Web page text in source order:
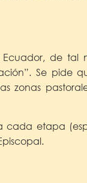
de tal
Se pide
zonas
cada etapa